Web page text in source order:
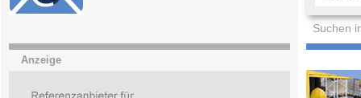
Suchen
Anzeige